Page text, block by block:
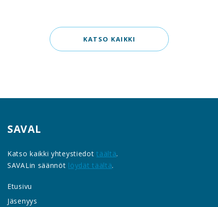
KATSO KAIKKI
SAVAL
Katso kaikki yhteystiedottäältä.
SAVALin säännöt löydät täältä.
Etusivu
Jäsenyys